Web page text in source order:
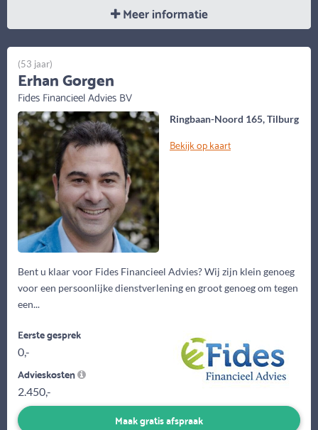
Meer informatie
Ringbaan-Noord 165, Tilburg
Bekijk op kaart
Bent u klaar voor Fides Financieel Advies? Wij zijn klein genoeg
voor een persoonlijke dienstverlening en groot genoeg om tegen
een...
(53 jaar)
Erhan Gorgen
Fides Financieel Advies BV
Eerste gesprek
0,-
Advieskosten
2.450,-
Maak gratis afspraak